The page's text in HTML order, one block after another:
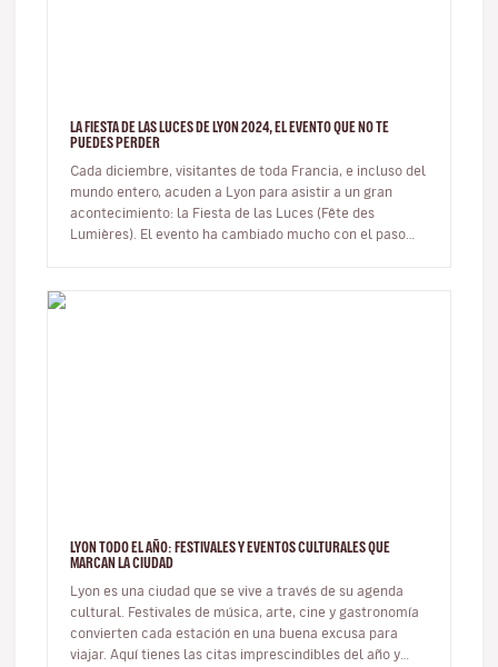
LA FIESTA DE LAS LUCES DE LYON 2024, EL EVENTO QUE NO TE
PUEDES PERDER
Cada diciembre, visitantes de toda Francia, e incluso del
mundo entero, acuden a Lyon para asistir a un gran
acontecimiento: la Fiesta de las Luces (Fête des
Lumières). El evento ha cambiado mucho con el paso
LYON TODO EL AÑO: FESTIVALES Y EVENTOS CULTURALES QUE
MARCAN LA CIUDAD
Lyon es una ciudad que se vive a través de su agenda
cultural. Festivales de música, arte, cine y gastronomía
convierten cada estación en una buena excusa para
viajar. Aquí tienes las citas imprescindibles del año y